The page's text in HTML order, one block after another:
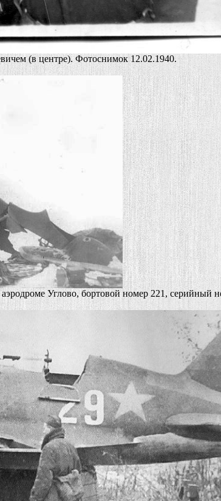
(в центре). Фотоснимок 12.02.1940.
Углово, бортовой номер 221, серийный